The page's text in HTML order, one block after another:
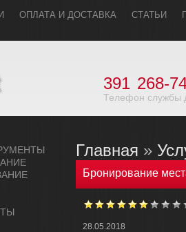
ОПЛАТА И ДОСТАВКА СТАТЬИ
391 268-
Телефон службы
Главная »
Бронирование
28.05.2018